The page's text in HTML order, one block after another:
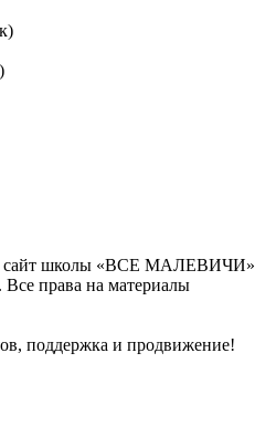
сайт школы «ВСЕ МАЛЕВИЧИ»
права на материалы
поддержка и продвижение!